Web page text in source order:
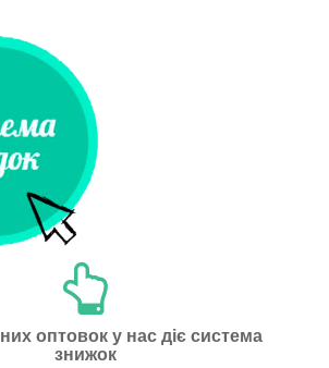
оптовок у нас діє система
знижок